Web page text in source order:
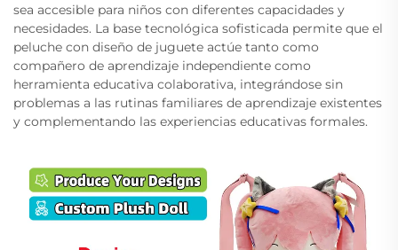
sea accesible para niños con diferentes capacidades y
necesidades. La base tecnológica sofisticada permite que el
peluche con diseño de juguete actúe tanto como
compañero de aprendizaje independiente como
herramienta educativa colaborativa, integrándose sin
problemas a las rutinas familiares de aprendizaje existentes
y complementando las experiencias educativas formales.